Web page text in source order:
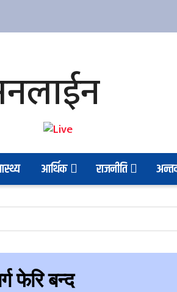
आर्थिक राजनीति
फेरि बन्द